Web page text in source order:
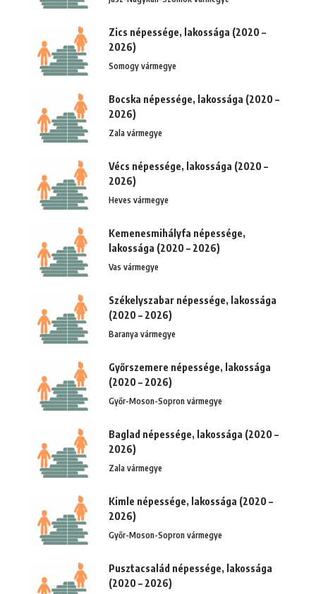
Zics népessége, lakossága (2020 –
2026)
Somogy vármegye
Bocska népessége, lakossága (2020 –
2026)
Zala vármegye
Vécs népessége, lakossága (2020 –
2026)
Heves vármegye
Kemenesmihályfa népessége,
lakossága (2020 – 2026)
Vas vármegye
Székelyszabar népessége, lakossága
(2020 – 2026)
Baranya vármegye
Győrszemere népessége, lakossága
(2020 – 2026)
Győr-Moson-Sopron vármegye
Baglad népessége, lakossága (2020 –
2026)
Zala vármegye
Kimle népessége, lakossága (2020 –
2026)
Győr-Moson-Sopron vármegye
Pusztacsalád népessége, lakossága
(2020 – 2026)